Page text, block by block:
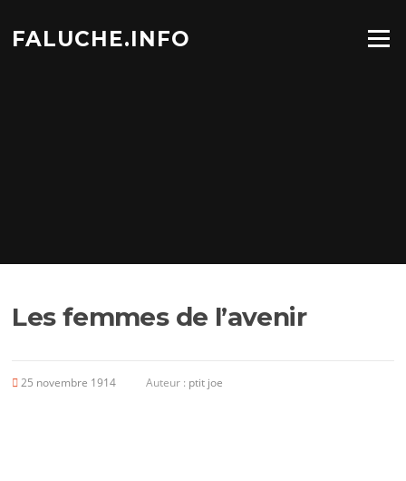
contenu
FALUCHE.INFO Menu
Les femmes de l’avenir
25 novembre 1914 Auteur : ptit joe